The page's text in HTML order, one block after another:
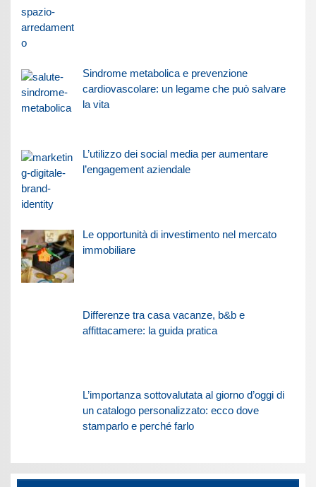
Sindrome metabolica e prevenzione
cardiovascolare: un legame che può salvare
la vita
L’utilizzo dei social media per aumentare
l’engagement aziendale
Le opportunità di investimento nel mercato
immobiliare
Differenze tra casa vacanze, b&b e
affittacamere: la guida pratica
L’importanza sottovalutata al giorno d’oggi di
un catalogo personalizzato: ecco dove
stamparlo e perché farlo